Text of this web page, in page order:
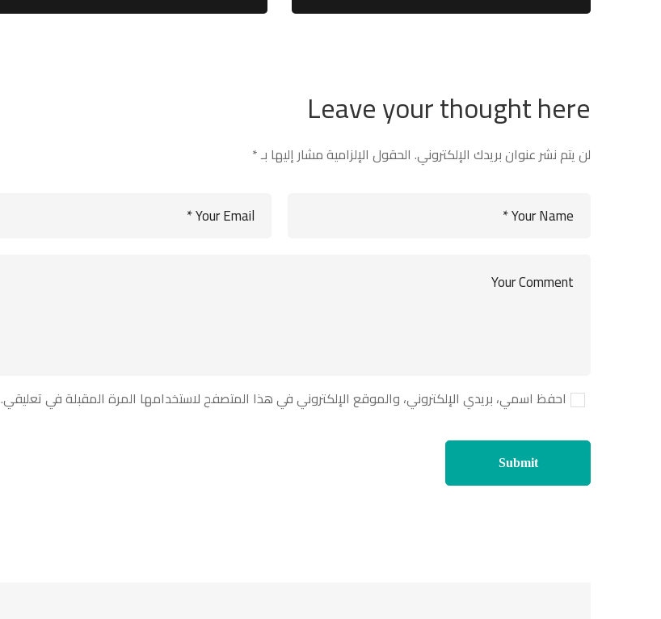
Leave your thought here
لن يتم نشر عنوان بريدك الإلكتروني. الحقول الإلزامية مشار إليها بـ*
احفظ اسمي، بريدي الإلكتروني، والموقع الإلكتروني في هذا المتصفح لاستخدامها المرة المقبلة في تعليقي.